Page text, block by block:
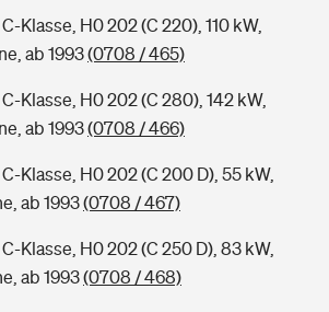
Auto eingestuft
Klasse, H0 202 (C 220), 110 kW,
ab 1993(0708 / 465)
Klasse, H0 202 (C 280), 142 kW,
ab 1993(0708 / 466)
Klasse, H0 202 (C 200 D), 55 kW,
ab 1993(0708 / 467)
Klasse, H0 202 (C 250 D), 83 kW,
ab 1993(0708 / 468)